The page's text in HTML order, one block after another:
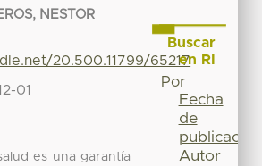
NESTOR
20.500.11799/65217
01
es una garantía
Buscar
en RI
Por
Fecha
de
publicación
Autor